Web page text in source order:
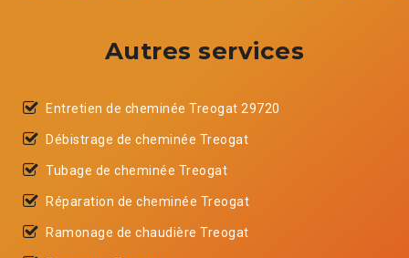
Autres services
Entretien de cheminée Treogat 29720
Débistrage de cheminée Treogat
Tubage de cheminée Treogat
Réparation de cheminée Treogat
Ramonage de chaudière Treogat